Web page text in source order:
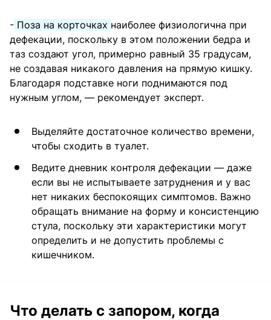
- Поза на корточках наиболее физиологична при
дефекации, поскольку в этом положении бедра и
таз создают угол, примерно равный 35 градусам,
не создавая никакого давления на прямую кишку.
Благодаря подставке ноги поднимаются под
нужным углом, — рекомендует эксперт.
Выделяйте достаточное количество времени,
чтобы сходить в туалет.
Ведите дневник контроля дефекации — даже
если вы не испытываете затруднения и у вас
нет никаких беспокоящих симптомов. Важно
обращать внимание на форму и консистенцию
стула, поскольку эти характеристики могут
определить и не допустить проблемы с
кишечником.
Что делать с запором, когда